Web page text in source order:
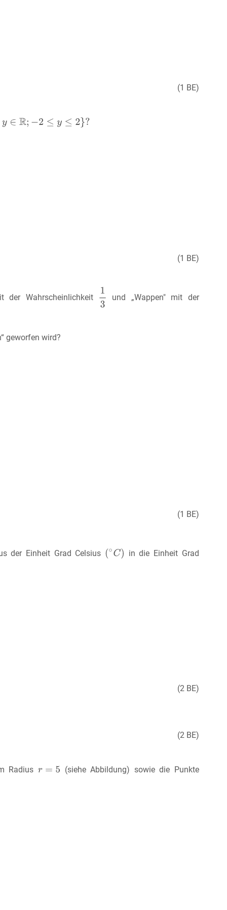
(1 BE)
(1 BE)
der Wahrscheinlichkeit und „Wappen" mit der
geworfen wird?
(1 BE)
der Einheit Grad Celsius
in die Einheit Grad
(2 BE)
(2 BE)
Radius
(siehe Abbildung) sowie die Punkte